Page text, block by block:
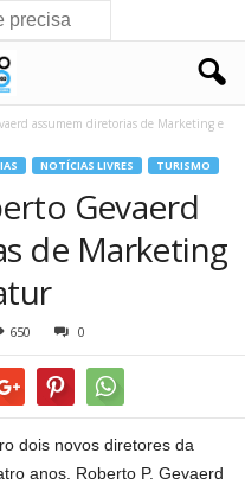
assumem diretorias de Marketing e
NOTÍCIAS LIVRES TURISMO
Gevaerd
de Marketing
650 0
dois novos diretores da
anos. Roberto P. Gevaerd